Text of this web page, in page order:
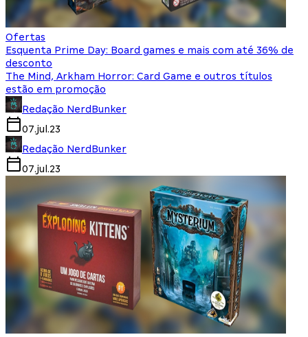
Ofertas
Esquenta Prime Day: Board games e mais com até 36% de
desconto
The Mind, Arkham Horror: Card Game e outros títulos
estão em promoção
Redação NerdBunker
07.jul.23
Redação NerdBunker
07.jul.23